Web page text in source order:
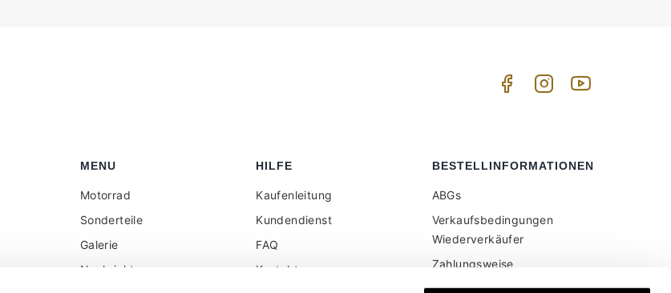
MENU
Motorrad
Sonderteile
Galerie
Nachrichten
HILFE
Kaufenleitung
Kundendienst
FAQ
Kontakt
BESTELLINFORMATIONEN
ABGs
Verkaufsbedingungen
Wiederverkäufer
Zahlungsweise
Versand und Lieferung